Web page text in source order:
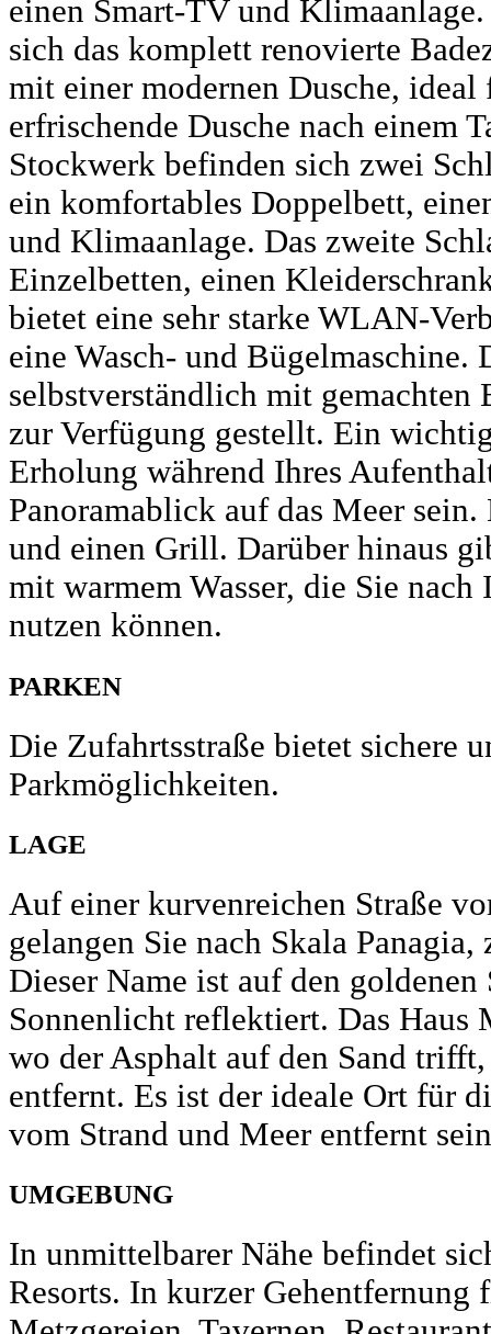
einen Smart-TV und
sich das komplett renovierte
mit einer modernen Dusche, ideal
erfrischende Dusche nach einem
Stockwerk befinden sich zwei
ein komfortables Doppelbett,
und Klimaanlage. Das zweite
Einzelbetten, einen
bietet eine sehr starke WLAN-
eine Wasch- und
selbstverständlich mit gemachten
zur Verfügung gestellt. Ein
Erholung während Ihres
Panoramablick auf das Meer
und einen Grill. Darüber hinaus
mit warmem Wasser, die Sie
nutzen können.
PARKEN
Die Zufahrtsstraße bietet sichere
Parkmöglichkeiten.
LAGE
Auf einer kurvenreichen Straße
gelangen Sie nach Skala
Dieser Name ist auf den
Sonnenlicht reflektiert. Das Haus
wo der Asphalt auf den Sand
entfernt. Es ist der ideale Ort für
vom Strand und Meer entfernt
UMGEBUNG
In unmittelbarer Nähe befindet
Resorts. In kurzer Gehentfernung